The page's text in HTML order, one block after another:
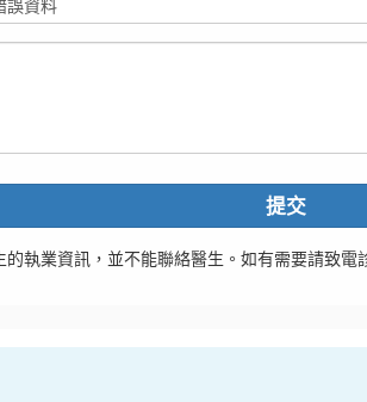
提交
執業資訊，並不能聯絡醫生。如有需要請致電